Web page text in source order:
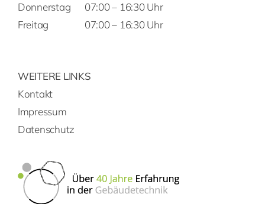
Donnerstag
Freitag
07:00 – 16:30 Uhr
07:00 – 16:30 Uhr
WEITERE LINKS
Kontakt
Impressum
Datenschutz